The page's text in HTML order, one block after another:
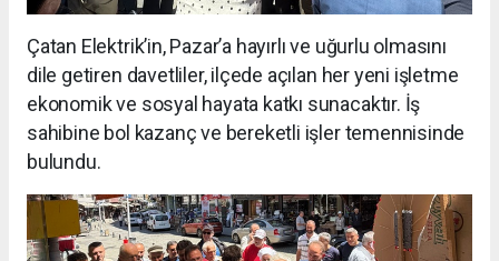
Çatan Elektrik’in, Pazar’a hayırlı ve uğurlu olmasını
dile getiren davetliler, ilçede açılan her yeni işletme
ekonomik ve sosyal hayata katkı sunacaktır. İş
sahibine bol kazanç ve bereketli işler temennisinde
bulundu.